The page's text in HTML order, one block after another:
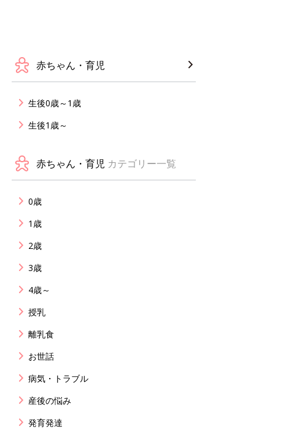
赤ちゃん・育児
生後0歳～1歳
生後1歳～
赤ちゃん・育児 カテゴリー一覧
0歳
1歳
2歳
3歳
4歳～
授乳
離乳食
お世話
病気・トラブル
産後の悩み
発育発達